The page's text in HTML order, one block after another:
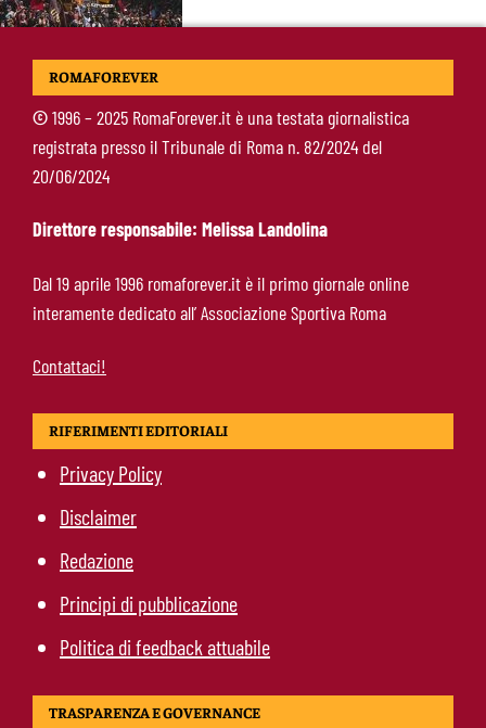
Svilar-Roma, promessa sul futuro: “Qui sto
Fofana-Roma, prima offerta respinta: il Lione
boccia la formula
ROMAFOREVER
©1996 – 2025 RomaForever.it è una testata giornalistica
registrata presso il Tribunale di Roma n. 82/2024 del
20/06/2024
Direttore responsabile: Melissa Landolina
Dal 19 aprile 1996 romaforever.it è il primo giornale online
interamente dedicato all’ Associazione Sportiva Roma
Contattaci!
RIFERIMENTI EDITORIALI
Privacy Policy
Disclaimer
Redazione
Principi di pubblicazione
Politica di feedback attuabile
TRASPARENZA E GOVERNANCE